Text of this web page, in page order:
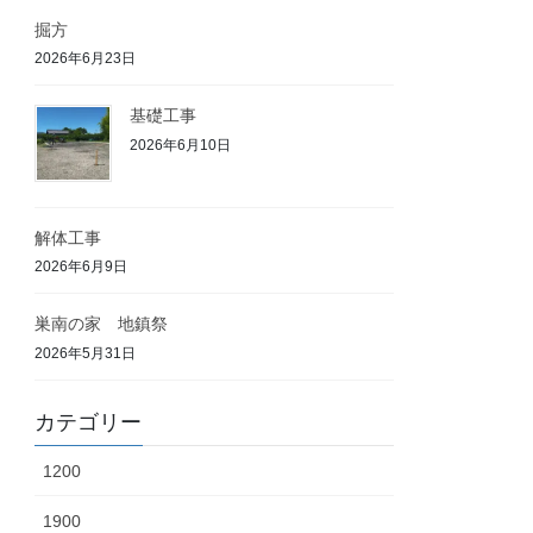
掘方
2026年6月23日
基礎工事
2026年6月10日
解体工事
2026年6月9日
巣南の家 地鎮祭
2026年5月31日
カテゴリー
1200
1900